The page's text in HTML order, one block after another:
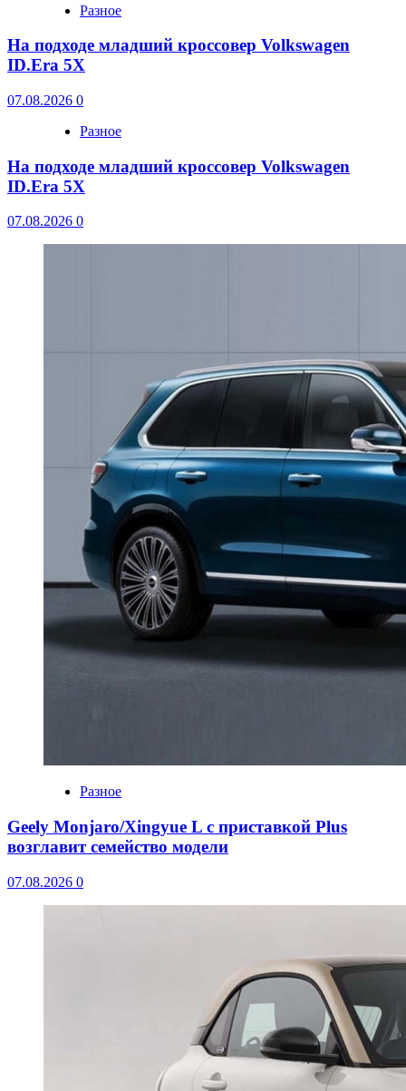
Разное
На подходе младший кроссовер Volkswagen
ID.Era 5X
07.08.2026 0
Разное
На подходе младший кроссовер Volkswagen
ID.Era 5X
07.08.2026 0
Разное
Geely Monjaro/Xingyue L с приставкой Plus
возглавит семейство модели
07.08.2026 0